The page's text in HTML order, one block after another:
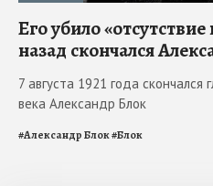
Его убило «отсутствие
назад скончался
7 августа 1921 года скончался
века Александр Блок
#Александр Блок#Блок